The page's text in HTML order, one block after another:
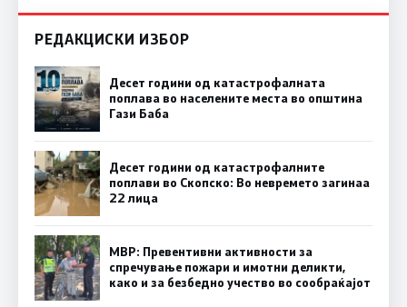
РЕДАКЦИСКИ ИЗБОР
Десет години од катастрофалната
поплава во населените места во општина
Гази Баба
Десет години од катастрофалните
поплави во Скопско: Во невремето загинаа
22 лица
МВР: Превентивни активности за
спречување пожари и имотни деликти,
како и за безбедно учество во сообраќајот